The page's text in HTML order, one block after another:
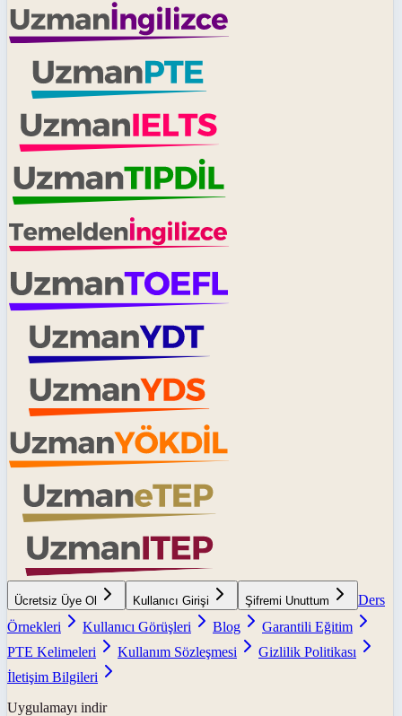
Ücretsiz Üye Ol Kullanıcı Girişi Şifremi Unuttum
Ders
Örnekleri
Kullanıcı Görüşleri Blog
Garantili Eğitim
PTE Kelimeleri
Kullanım Sözleşmesi
Gizlilik Politikası
İletişim Bilgileri
Uygulamayı indir